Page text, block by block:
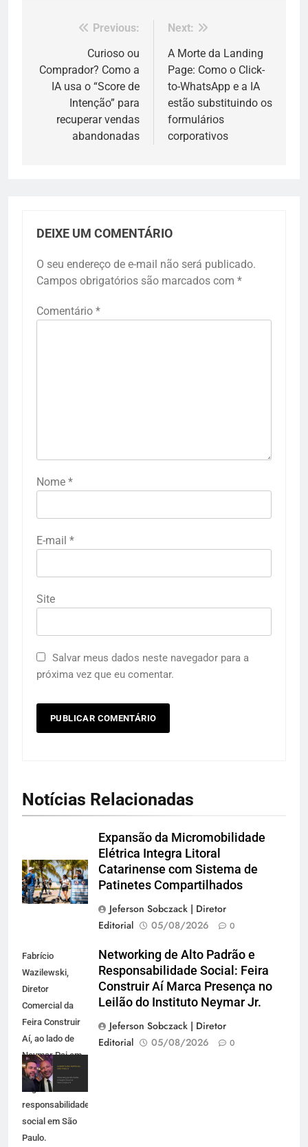
Navegação
Post
Previous:
Curioso ou
Comprador? Como a
IA usa o “Score de
Intenção” para
recuperar vendas
abandonadas
Next:
A Morte da Landing
Page: Como o Click-
to-WhatsApp e a IA
estão substituindo os
formulários
corporativos
DEIXE UM COMENTÁRIO
O seu endereço de e-mail não será publicado.
Campos obrigatórios são marcados com *
Comentário *
Nome *
E-mail *
Site
Salvar meus dados neste navegador para a
próxima vez que eu comentar.
Notícias Relacionadas
Expansão da Micromobilidade
Elétrica Integra Litoral
Catarinense com Sistema de
Patinetes Compartilhados
Jeferson Sobczack | Diretor
Editorial
05/08/2026 0
Fabrício
Wazilewski,
Diretor
Comercial da
Feira Construir
Aí, ao lado de
Neymar Pai em
evento de
negócios e
responsabilidade
social em São
Paulo.
Networking de Alto Padrão e
Responsabilidade Social: Feira
Construir Aí Marca Presença no
Leilão do Instituto Neymar Jr.
Jeferson Sobczack | Diretor
Editorial
05/08/2026 0